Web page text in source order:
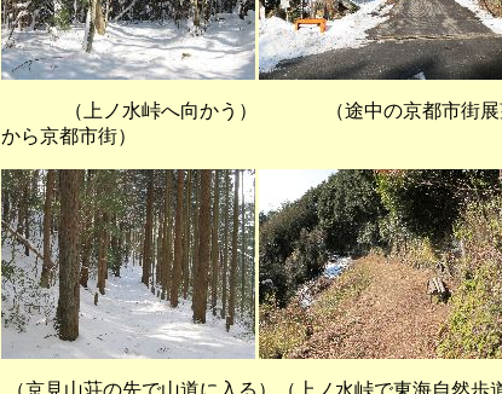
（上ノ水峠へ向かう） （途中の京都市街展望
から京都市街）
（京見山荘の先で山道に入る）（上ノ水峠で東海自然歩